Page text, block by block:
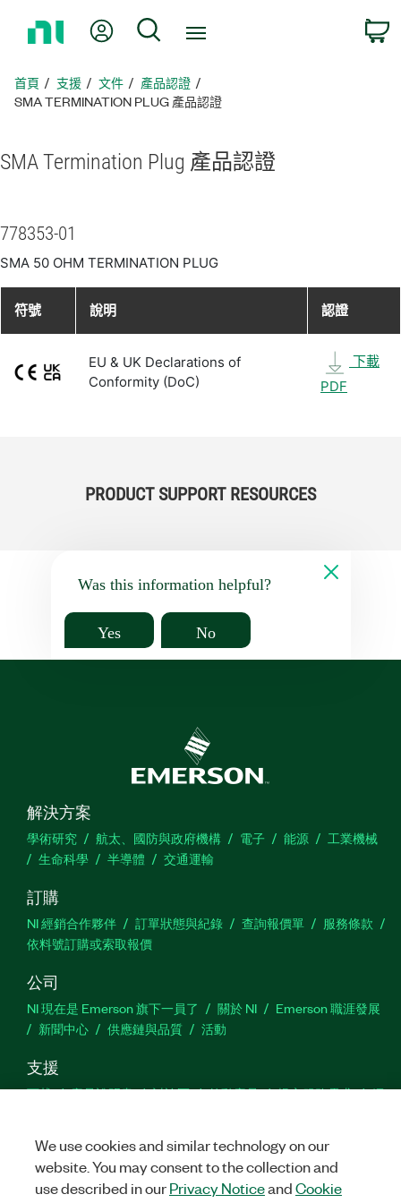
頁
我的帳號 搜尋
首頁 支援 文件
產品認證
SMA TERMINATION PLUG 產品認證
SMA Termination Plug 產品認證
778353-01
SMA 50 OHM TERMINATION PLUG
符號 說明 認證
EU & UK Declarations of
Conformity (DoC)
下載
PDF
PRODUCT SUPPORT RESOURCES
Was this information helpful?
Yes No
解決方案
學術研究 航太、國防與政府機構 電子 能源
工業機械
生命科學
半導體 交通運輸
訂購
NI 經銷合作夥伴 訂單狀態與紀錄 查詢報價單
服務條款
依料號訂購或索取報價
公司
NI 現在是 Emerson 旗下一員了 關於 NI
Emerson 職涯發展
新聞中心
供應鏈與品質 活動
支援
下載 產品說明書 討論區 啟動產品 提交服務需求
網
TwitterFacebook
We use cookies and similar technology on our
website. You may consent to the collection and
use described in ourPrivacy NoticeandCookie